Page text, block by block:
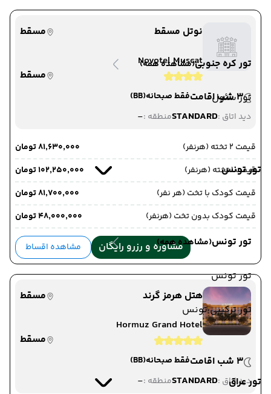
تور کره جنوبی(مشاهده همه)
تور سئول
تور تونس
تور تونس(مشاهده همه)
تور تونس
تور ترکیبی تونس
تور عراق
نوتل مسقط
مسقط
Novotel Muscat
مسقط
3 شب اقامت
فقط صبحانه(BB)
دید اتاق :STANDARDمنطقه :-
قیمت 2 تخته (هرنفر)
۸۱٬۶۳۰٬۰۰۰ تومان
قیمت 1 تخته (هرنفر)
۱۰۲٬۲۵۰٬۰۰۰ تومان
قیمت کودک با تخت (هر نفر)
۸۱٬۷۰۰٬۰۰۰ تومان
قیمت کودک بدون تخت (هرنفر)
۴۸٬۰۰۰٬۰۰۰ تومان
مشاوره و رزرو رایگان مشاهده اقساط
هتل هرمز گرند
مسقط
Hormuz Grand Hotel
مسقط
3 شب اقامت
فقط صبحانه(BB)
دید اتاق :STANDARDمنطقه :-